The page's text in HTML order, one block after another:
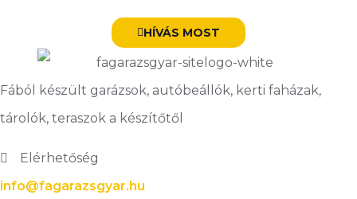
HÍVÁS MOST
Fából készült garázsok, autóbeállók, kerti faházak,
tárolók, teraszok a készítőtől
Elérhetőség
info@fagarazsgyar.hu